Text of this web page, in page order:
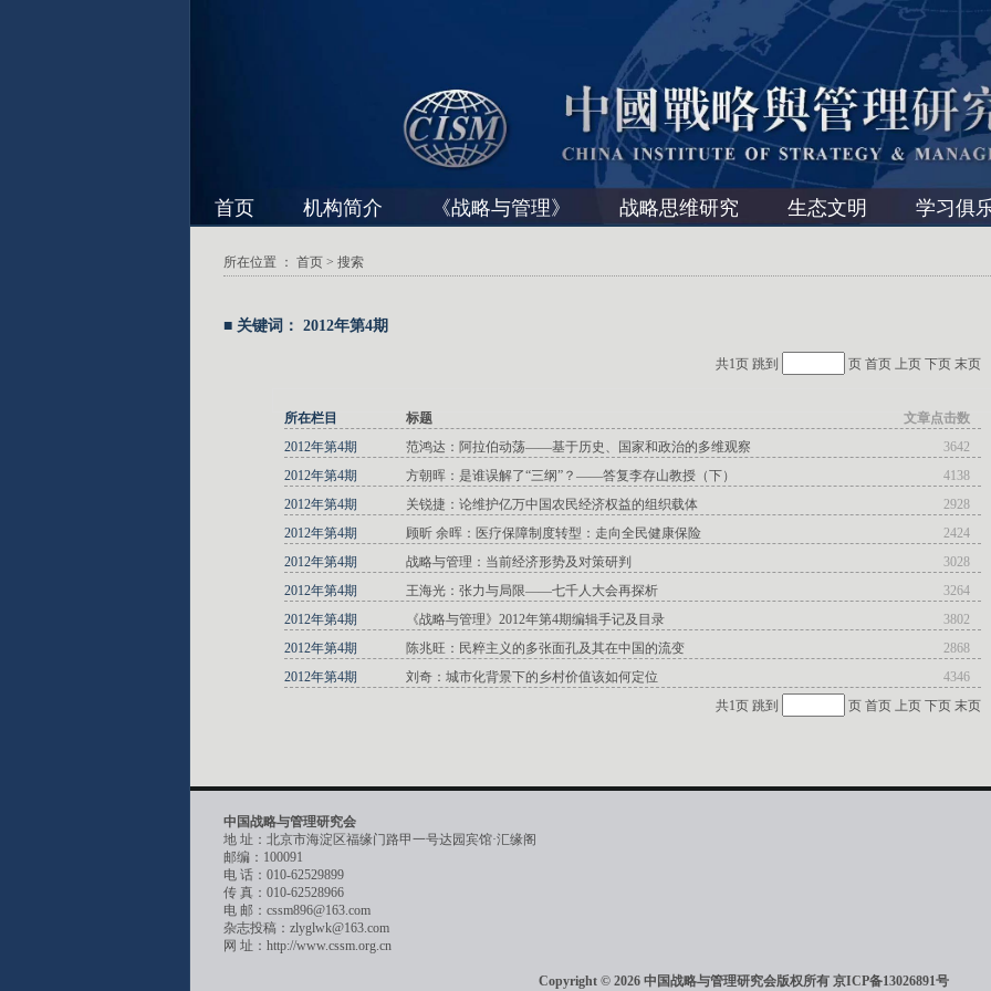
首页 机构简介 《战略与管理》 战略思维研究 生态文明 学习俱
所在位置 ： 首页 > 搜索
■ 关键词： 2012年第4期
共1页 跳到 页 首页 上页 下页 末页
所在栏目 标题
文章点击数
2012年第4期
范鸿达：阿拉伯动荡——基于历史、国家和政治的多维观察
3642
2012年第4期
方朝晖：是谁误解了“三纲”？——答复李存山教授（下）
4138
2012年第4期
关锐捷：论维护亿万中国农民经济权益的组织载体
2928
2012年第4期
顾昕 余晖：医疗保障制度转型：走向全民健康保险
2424
2012年第4期
战略与管理：当前经济形势及对策研判
3028
2012年第4期
王海光：张力与局限——七千人大会再探析
3264
2012年第4期
《战略与管理》2012年第4期编辑手记及目录
3802
2012年第4期
陈兆旺：民粹主义的多张面孔及其在中国的流变
2868
2012年第4期
刘奇：城市化背景下的乡村价值该如何定位
4346
共1页 跳到
页 首页 上页 下页 末页
中国战略与管理研究会
地 址：北京市海淀区福缘门路甲一号达园宾馆·汇缘阁
邮编：100091
电 话：010-62529899
传 真：010-62528966
电 邮：cssm896@163.com
杂志投稿：zlyglwk@163.com
网 址：http://www.cssm.org.cn
Copyright © 2026 中国战略与管理研究会版权所有 京ICP备13026891号